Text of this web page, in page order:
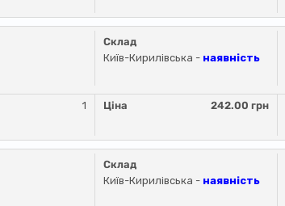
Склад
Київ-Кирилівська - наявність
1 Ціна 242.00 грн
Склад
Київ-Кирилівська - наявність